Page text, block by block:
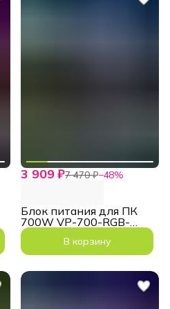
3 909 ₽7 470 ₽−48%
Блок питания для ПК
700W VP-700-RGB-
MODULAR 80+ Bronze
В корзину